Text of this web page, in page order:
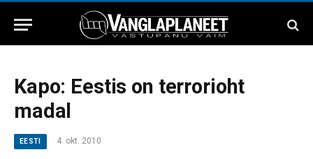
Kapo: Eestis on terrorioht
madal
EESTI 4. okt. 2010